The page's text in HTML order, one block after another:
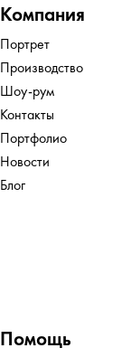
Компания
Портрет
Производство
Шоу-рум
Контакты
Портфолио
Новости
Блог
Помощь